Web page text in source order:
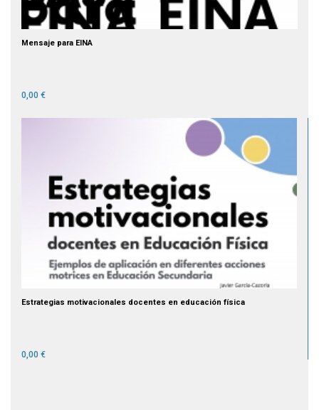
Mensaje para EINA
0,00 €
Estrategias motivacionales docentes en educación física
0,00 €